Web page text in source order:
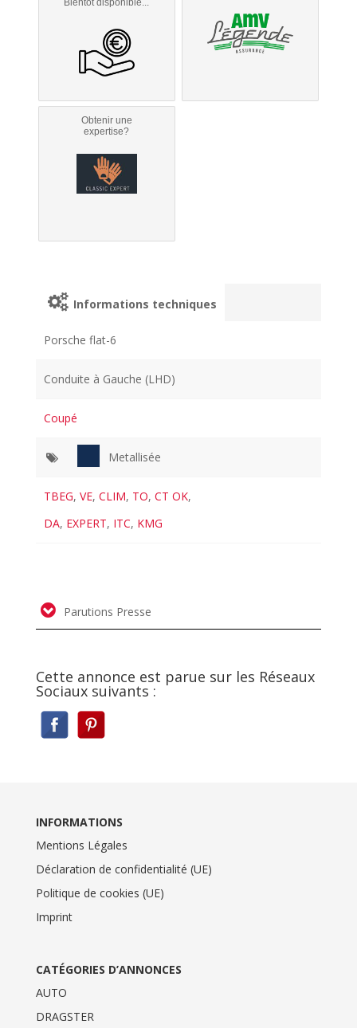
Bientôt disponible...
Obtenir une
expertise?
Informations techniques
Porsche flat-6
Conduite à Gauche (LHD)
Coupé
Metallisée
TBEG,VE,CLIM, TO,CT OK,
DA, EXPERT, ITC, KMG
Parutions Presse
Cette annonce est parue sur les Réseaux
Sociaux suivants :
INFORMATIONS
Mentions Légales
Déclaration de confidentialité (UE)
Politique de cookies (UE)
Imprint
CATÉGORIES D’ANNONCES
AUTO
DRAGSTER